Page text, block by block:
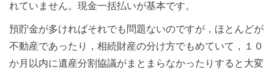
れていません。現金一括払いが基本です。
預貯金が多ければそれでも問題ないのですが，ほとんどが
不動産であったり，相続財産の分け方でもめていて，１０
か月以内に遺産分割協議がまとまらなかったりすると大変